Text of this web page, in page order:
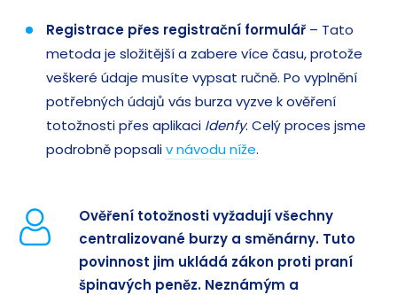
Registrace přes registrační formulář – Tato
metoda je složitější a zabere více času, protože
veškeré údaje musíte vypsat ručně. Po vyplnění
potřebných údajů vás burza vyzve k ověření
totožnosti přes aplikaci Idenfy. Celý proces jsme
podrobně popsaliv návodu níže.
Ověření totožnosti vyžadují všechny
centralizované burzy a směnárny. Tuto
povinnost jim ukládá zákon proti praní
špinavých peněz. Neznámým a